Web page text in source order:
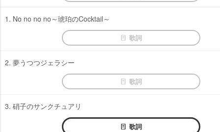
1. No no no no～琥珀のCocktail～
歌詞
2. 夢うつつジェラシー
歌詞
3. 硝子のサンクチュアリ
歌詞